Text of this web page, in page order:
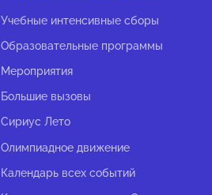
Учебные интенсивные сборы
Образовательные программы
Мероприятия
Большие вызовы
Сириус Лето
Олимпиадное движение
Календарь всех событий